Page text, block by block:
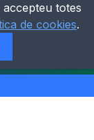
totes
de cookies.